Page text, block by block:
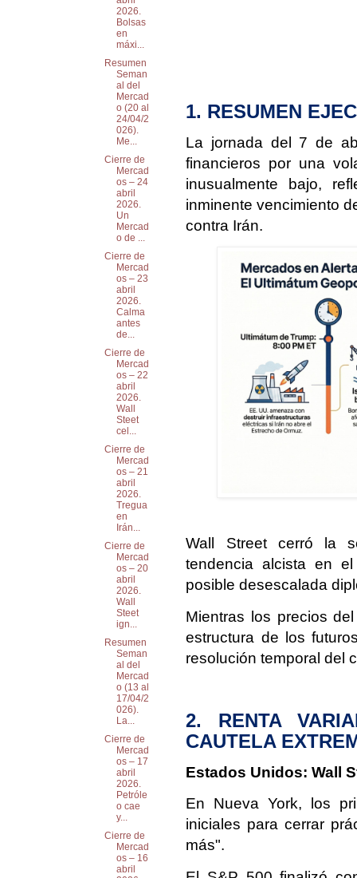
1. RESUMEN
La jornada del 7 de
financieros por una
inusualmente bajo,
inminente vencimiento
contra Irán.
Wall Street cerró la
tendencia alcista en
posible desescalada
Mientras los precios
estructura de los
resolución temporal del
2. RENTA
CAUTELA
Estados Unidos: Wall
En Nueva York, los
iniciales para cerrar
más".
2026.
Bolsas
en
máxi...
Resumen
Seman
al del
Mercad
o (20 al
24/04/2
026).
Me...
Cierre de
Mercad
os – 24
abril
2026.
Un
Mercad
o de ...
Cierre de
Mercad
os – 23
abril
2026.
Calma
antes
de...
Cierre de
Mercad
os – 22
abril
2026.
Wall
Steet
cel...
Cierre de
Mercad
os – 21
abril
2026.
Tregua
en
Irán...
Cierre de
Mercad
os – 20
abril
2026.
Wall
Steet
ign...
Resumen
Seman
al del
Mercad
o (13 al
17/04/2
026).
La...
Cierre de
Mercad
os – 17
abril
2026.
Petróle
o cae
y...
Cierre de
Mercad
os – 16
abril